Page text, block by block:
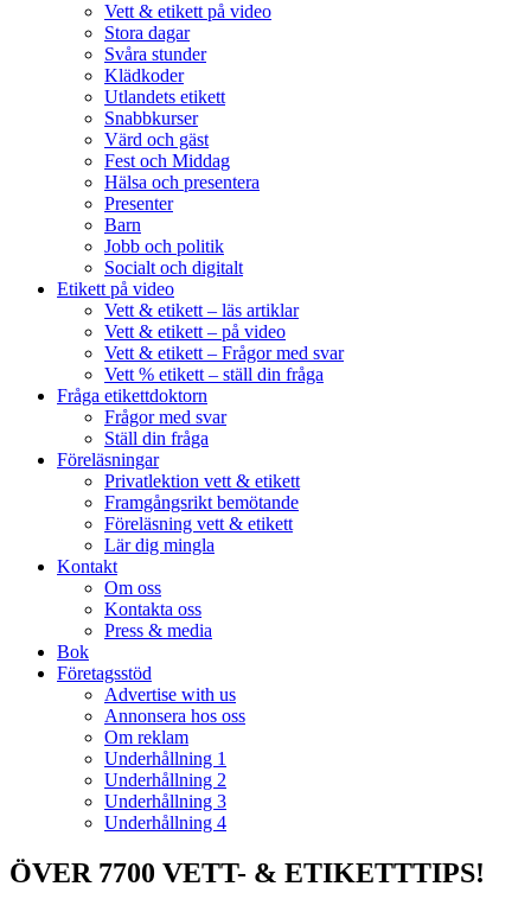
Vett & etikett på video
Stora dagar
Svåra stunder
Klädkoder
Utlandets etikett
Snabbkurser
Värd och gäst
Fest och Middag
Hälsa och presentera
Presenter
Barn
Jobb och politik
Socialt och digitalt
Etikett på video
Vett & etikett – läs artiklar
Vett & etikett – på video
Vett & etikett – Frågor med svar
Vett % etikett – ställ din fråga
Fråga etikettdoktorn
Frågor med svar
Ställ din fråga
Föreläsningar
Privatlektion vett & etikett
Framgångsrikt bemötande
Föreläsning vett & etikett
Lär dig mingla
Kontakt
Om oss
Kontakta oss
Press & media
Bok
Företagsstöd
Advertise with us
Annonsera hos oss
Om reklam
Underhållning 1
Underhållning 2
Underhållning 3
Underhållning 4
ÖVER 7700 VETT- & ETIKETTTIPS!